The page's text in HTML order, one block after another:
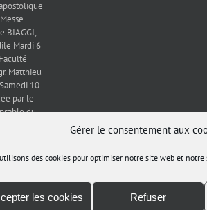
Gérer le consentement aux
des cookies pour optimiser notre site web et notre
les cookies Refuser
BIAGGI,
Mardi 6
Matthieu
10
par le
du
15h00
puis à